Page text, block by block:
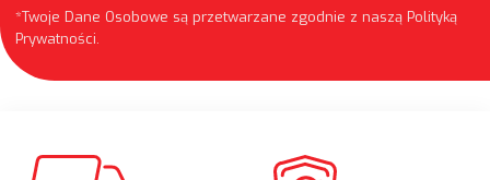
*Twoje Dane Osobowe są przetwarzane zgodnie z naszą Polityką
Prywatności.